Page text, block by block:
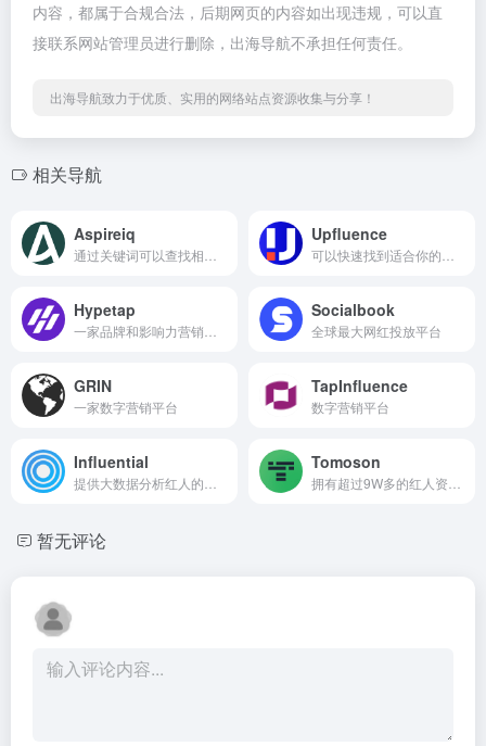
内容，都属于合规合法，后期网页的内容如出现违规，可以直
接联系网站管理员进行删除，出海导航不承担任何责任。
出海导航致力于优质、实用的网络站点资源收集与分享！
相关导航
Aspireiq Upfluence
Hypetap Socialbook
全球最大网红投放平台
GRIN
一家数字营销平台
TapInfluence
数字营销平台
Influential Tomoson
暂无评论